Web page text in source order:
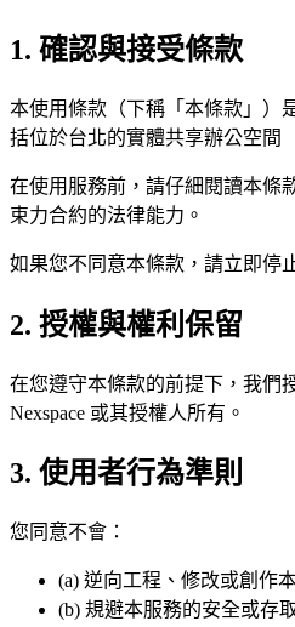
1. 確認與接受條款
本使用條款（下稱「本條款」）
括位於台北的實體共享辦公空間
在使用服務前，請仔細閱讀本條
束力合約的法律能力。
如果您不同意本條款，請立即停
2. 授權與權利保留
在您遵守本條款的前提下，我們
Nexspace 或其授權人所有。
3. 使用者行為準則
您同意不會：
(a) 逆向工程、修改或創作
(b) 規避本服務的安全或存